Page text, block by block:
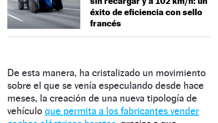
éxito de eficiencia con sello
francés
De esta manera, ha cristalizado un movimiento
sobre el que se venía especulando desde hace
meses, la creación de una nueva tipología de
vehículo que permita a los fabricantes vender